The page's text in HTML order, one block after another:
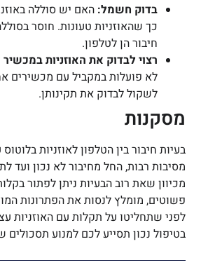
בדוק חשמל: האם יש סוללה
כך שהאוזניות טעונות. חוסר
חיבור הן לטלפון.
רצוי לבדוק את האוזניות
לא פועלות במקביל עם מכשירים
לשקול לבדוק את תקינותן.
מסקנות
בעיות חיבור בין הטלפון לאוזניות
מסיבות רבות, החל מחיבור לא נכון ועד
מכיוון שאת רוב הבעיות ניתן לפתור
פשוטים, מומלץ לנסות את הפתרונות
לפני שתחליטו על תקלות עם האוזניות
בטיפול נכון תסייע לכם למנוע תסכולים